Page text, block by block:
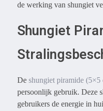
de werking van shungiet
Shungiet
De shungiet piramide (5×5
persoonlijk gebruik. Deze
gebruikers de energie in